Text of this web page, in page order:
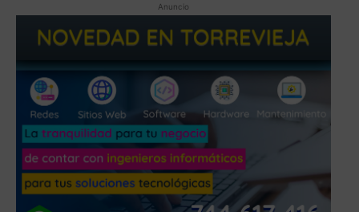
Anuncio